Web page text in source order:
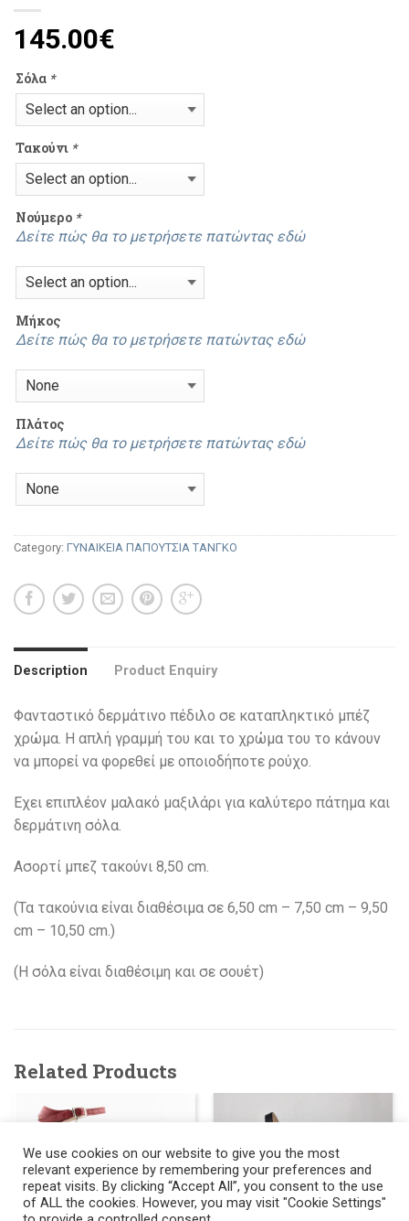
145.00€
Σόλα *
Τακούνι *
Νούμερο *
Δείτε πώς θα το μετρήσετε πατώντας εδώ
Mήκος
Δείτε πώς θα το μετρήσετε πατώντας εδώ
Πλάτος
Δείτε πώς θα το μετρήσετε πατώντας εδώ
Category: ΓΥΝΑΙΚΕΙΑ ΠΑΠΟΥΤΣΙΑ ΤΑΝΓΚΟ
Description Product Enquiry
Φανταστικό δερμάτινο πέδιλο σε καταπληκτικό μπέζ
χρώμα. Η απλή γραμμή του και το χρώμα του το κάνουν
να μπορεί να φορεθεί με οποιοδήποτε ρούχο.
Εχει επιπλέον μαλακό μαξιλάρι για καλύτερο πάτημα και
δερμάτινη σόλα.
Ασορτί μπεζ τακούνι 8,50 cm.
(Τα τακούνια είναι διαθέσιμα σε 6,50 cm – 7,50 cm – 9,50
cm – 10,50 cm.)
(H σόλα είναι διαθέσιμη και σε σουέτ)
Related Products
We use cookies on our website to give you the most
relevant experience by remembering your preferences and
repeat visits. By clicking “Accept All”, you consent to the use
of ALL the cookies. However, you may visit "Cookie Settings"